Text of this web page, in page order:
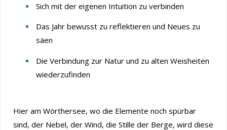
Sich mit der eigenen Intuition zu verbinden
Das Jahr bewusst zu reflektieren und Neues zu
säen
Die Verbindung zur Natur und zu alten Weisheiten
wiederzufinden
Hier am Wörthersee, wo die Elemente noch spürbar
sind, der Nebel, der Wind, die Stille der Berge, wird diese